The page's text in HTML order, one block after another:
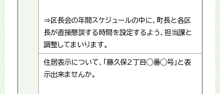
⇒区長会の年間スケジュールの中に、町長と各区
長が直接懇談する時間を設定するよう、担当課と
調整してまいります。
住居表示について、「藤久保2丁目◯番◯号」と表
示出来ませんか。